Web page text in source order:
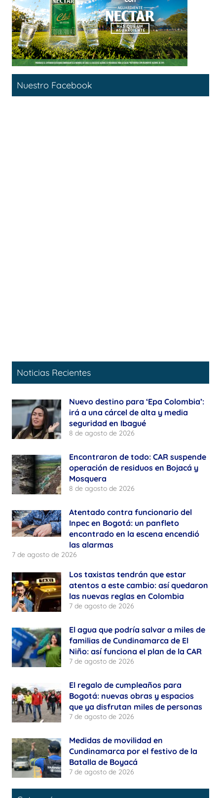
Nuestro Facebook
Noticias Recientes
Nuevo destino para ‘Epa Colombia’:
irá a una cárcel de alta y media
seguridad en Ibagué
8 de agosto de 2026
Encontraron de todo: CAR suspende
operación de residuos en Bojacá y
Mosquera
8 de agosto de 2026
Atentado contra funcionario del
Inpec en Bogotá: un panfleto
encontrado en la escena encendió
las alarmas
7 de agosto de 2026
Los taxistas tendrán que estar
atentos a este cambio: así quedaron
las nuevas reglas en Colombia
7 de agosto de 2026
El agua que podría salvar a miles de
familias de Cundinamarca de El
Niño: así funciona el plan de la CAR
7 de agosto de 2026
El regalo de cumpleaños para
Bogotá: nuevas obras y espacios
que ya disfrutan miles de personas
7 de agosto de 2026
Medidas de movilidad en
Cundinamarca por el festivo de la
Batalla de Boyacá
7 de agosto de 2026